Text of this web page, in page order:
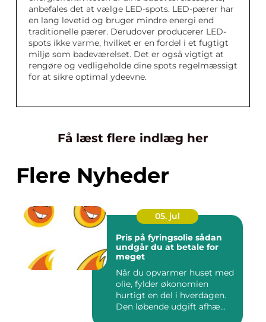
anbefales det at vælge LED-spots. LED-pærer har
en lang levetid og bruger mindre energi end
traditionelle pærer. Derudover producerer LED-
spots ikke varme, hvilket er en fordel i et fugtigt
miljø som badeværelset. Det er også vigtigt at
rengøre og vedligeholde dine spots regelmæssigt
for at sikre optimal ydeevne.
Få læst flere indlæg her
Flere Nyheder
05. jul
Pris på fyringsolie sådan
undgår du at betale for
meget
Når du opvarmer huset med
olie, fylder økonomien
hurtigt en del i hverdagen.
Den løbende udgift afhæ...